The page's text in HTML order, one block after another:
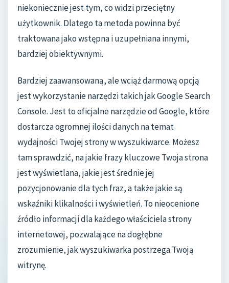
niekoniecznie jest tym, co widzi przeciętny
użytkownik. Dlatego ta metoda powinna być
traktowana jako wstępna i uzupełniana innymi,
bardziej obiektywnymi.
Bardziej zaawansowaną, ale wciąż darmową opcją
jest wykorzystanie narzędzi takich jak Google Search
Console. Jest to oficjalne narzędzie od Google, które
dostarcza ogromnej ilości danych na temat
wydajności Twojej strony w wyszukiwarce. Możesz
tam sprawdzić, na jakie frazy kluczowe Twoja strona
jest wyświetlana, jakie jest średnie jej
pozycjonowanie dla tych fraz, a także jakie są
wskaźniki klikalności i wyświetleń. To nieocenione
źródło informacji dla każdego właściciela strony
internetowej, pozwalające na dogłębne
zrozumienie, jak wyszukiwarka postrzega Twoją
witrynę.